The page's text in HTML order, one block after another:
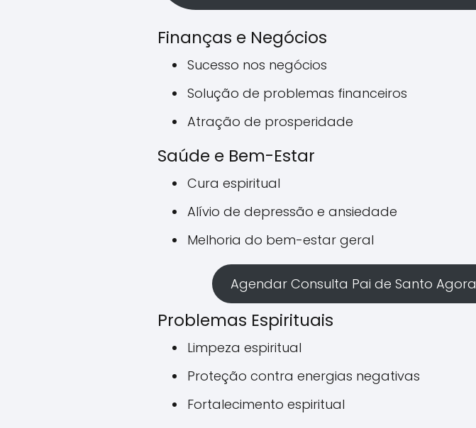
Finanças e Negócios
Sucesso nos negócios
Solução de problemas financeiros
Atração de prosperidade
Saúde e Bem-Estar
Cura espiritual
Alívio de depressão e ansiedade
Melhoria do bem-estar geral
Agendar Consulta Pai de Santo Agora
Problemas Espirituais
Limpeza espiritual
Proteção contra energias negativas
Fortalecimento espiritual